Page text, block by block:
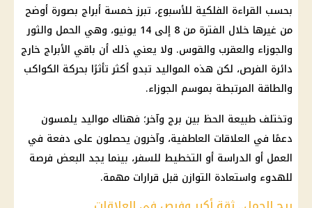
بحسب القراءة الفلكية للأسبوع، تبرز خمسة أبراج بصورة أوضح
من غيرها خلال الفترة من 8 إلى 14 يونيو، وهي الحمل والثور
والجوزاء والعقرب والقوس. ولا يعني ذلك أن باقي الأبراج خارج
دائرة الفرص، لكن هذه المواليد تبدو أكثر تأثرًا بحركة الكواكب
والطاقة المرتبطة بموسم الجوزاء.
وتختلف طبيعة الحظ بين برج وآخر؛ فهناك مواليد يلمسون
دعمًا في العلاقات العاطفية، وآخرون يحصلون على دفعة في
العمل أو الدراسة أو التخطيط للسفر، بينما يجد البعض فرصة
للهدوء واستعادة التوازن قبل قرارات مهمة.